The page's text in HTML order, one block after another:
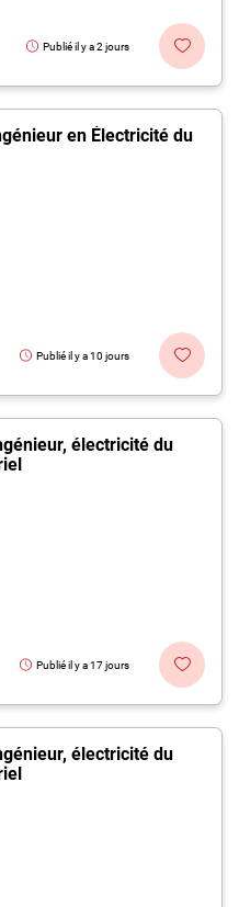
Publié il y a 2 jours
en Électricité du
Publié il y a 10 jours
électricité du
Publié il y a 17 jours
électricité du